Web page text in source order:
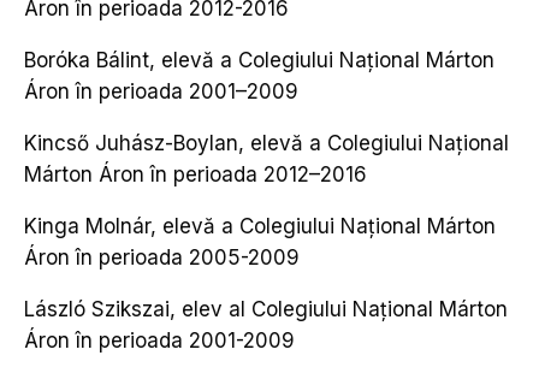
Áron în perioada 2012-2016
Boróka Bálint, elevă a Colegiului Național Márton
Áron în perioada 2001–2009
Kincső Juhász-Boylan, elevă a Colegiului Național
Márton Áron în perioada 2012–2016
Kinga Molnár, elevă a Colegiului Național Márton
Áron în perioada 2005-2009
László Szikszai, elev al Colegiului Național Márton
Áron în perioada 2001-2009